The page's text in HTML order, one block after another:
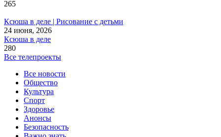
265
Ксюша в деле | Рисование с детьми
24 июня, 2026
Ксюша в деле
280
Все телепроекты
Все новости
Общество
Культура
Спорт
Здоровье
Анонсы
Безопасность